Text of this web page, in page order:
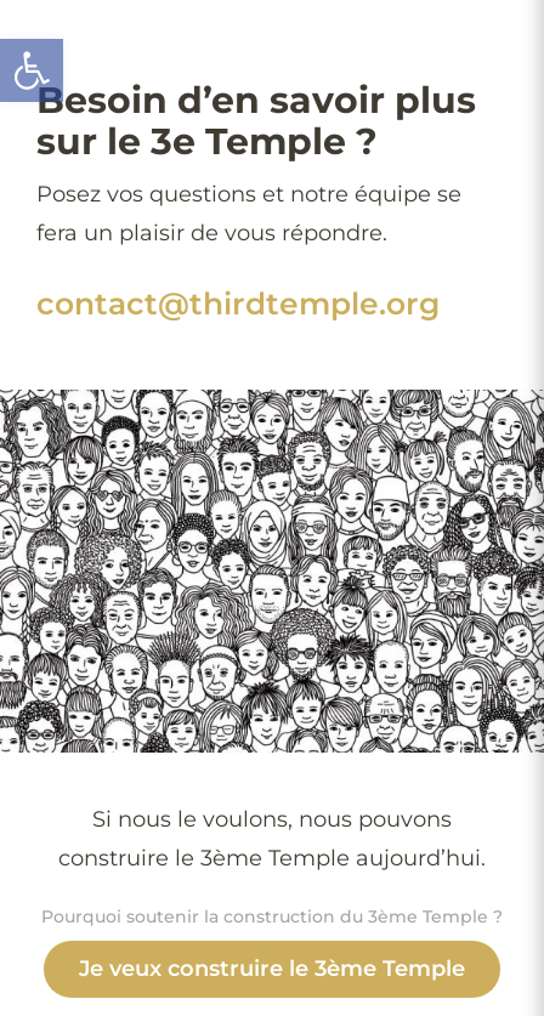
Besoin d’en savoir plus
sur le 3e Temple ?
Posez vos questions et notre équipe se
fera un plaisir de vous répondre.
contact@thirdtemple.org
Si nous le voulons, nous pouvons
construire le 3ème Temple aujourd’hui.
Pourquoi soutenir la construction du 3ème Temple ?
Je veux construire le 3ème Temple
Ouvrir la barre d’outils